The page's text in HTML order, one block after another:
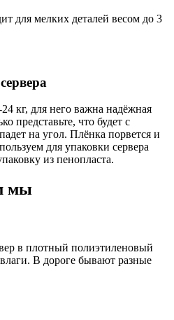
для мелких деталей весом до 3
кг, для него важна надёжная
представьте, что будет с
на угол. Плёнка порвется и
для упаковки сервера
из пенопласта.
мы
в плотный полиэтиленовый
В дороге бывают разные